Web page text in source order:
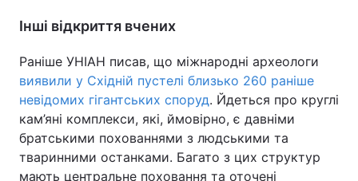
Інші відкриття вчених
Раніше УНІАН писав, що міжнародні археологи
виявили у Східній пустелі близько 260 раніше
невідомих гігантських споруд. Йдеться про круглі
кам’яні комплекси, які, ймовірно, є давніми
братськими похованнями з людськими та
тваринними останками. Багато з цих структур
мають центральне поховання та оточені